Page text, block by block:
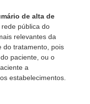
de alta de
pública do
relevantes da
do tratamento, pois
paciente, ou o
a
estabelecimentos.